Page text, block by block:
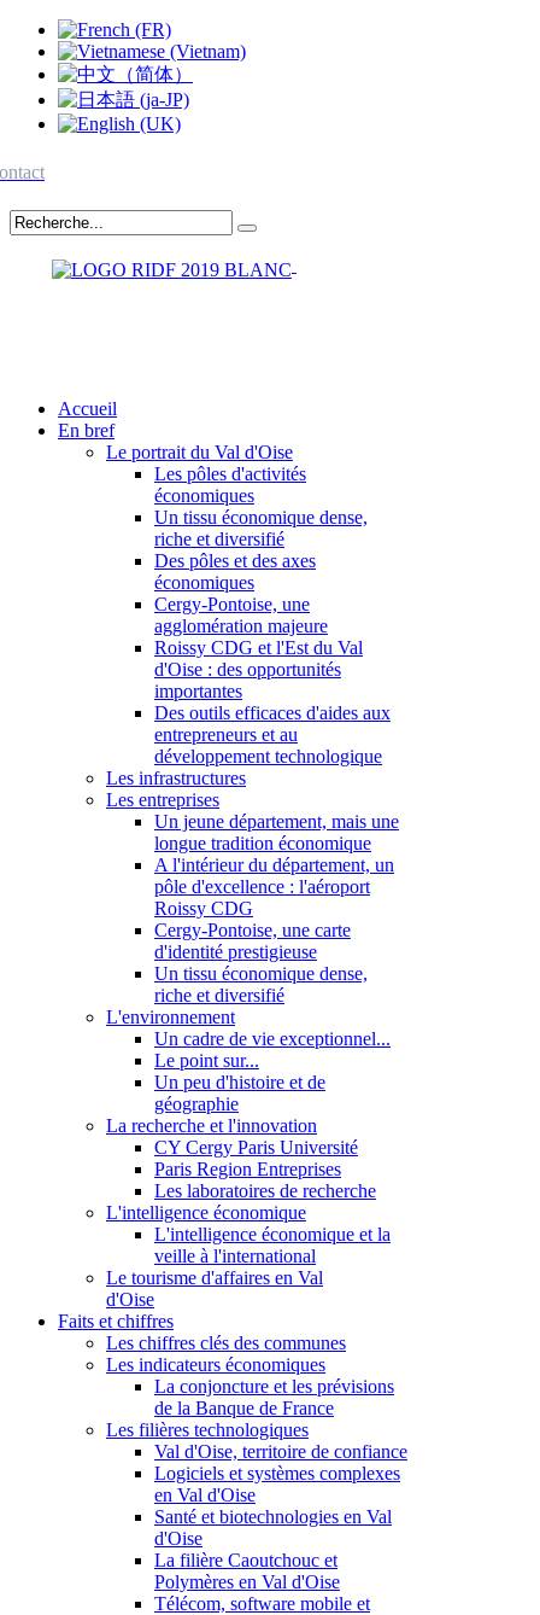
Accueil
En bref
Le portrait du Val d'Oise
Les pôles d'activités
économiques
Un tissu économique dense,
riche et diversifié
Des pôles et des axes
économiques
Cergy-Pontoise, une
agglomération majeure
Roissy CDG et l'Est du Val
d'Oise : des opportunités
importantes
Des outils efficaces d'aides aux
entrepreneurs et au
développement technologique
Les infrastructures
Les entreprises
Un jeune département, mais une
longue tradition économique
A l'intérieur du département, un
pôle d'excellence : l'aéroport
Roissy CDG
Cergy-Pontoise, une carte
d'identité prestigieuse
Un tissu économique dense,
riche et diversifié
L'environnement
Un cadre de vie exceptionnel...
Le point sur...
Un peu d'histoire et de
géographie
La recherche et l'innovation
CY Cergy Paris Université
Paris Region Entreprises
Les laboratoires de recherche
L'intelligence économique
L'intelligence économique et la
veille à l'international
Le tourisme d'affaires en Val
d'Oise
Faits et chiffres
Les chiffres clés des communes
Les indicateurs économiques
La conjoncture et les prévisions
de la Banque de France
Les filières technologiques
Val d'Oise, territoire de confiance
Logiciels et systèmes complexes
en Val d'Oise
Santé et biotechnologies en Val
d'Oise
La filière Caoutchouc et
Polymères en Val d'Oise
Télécom, software mobile et